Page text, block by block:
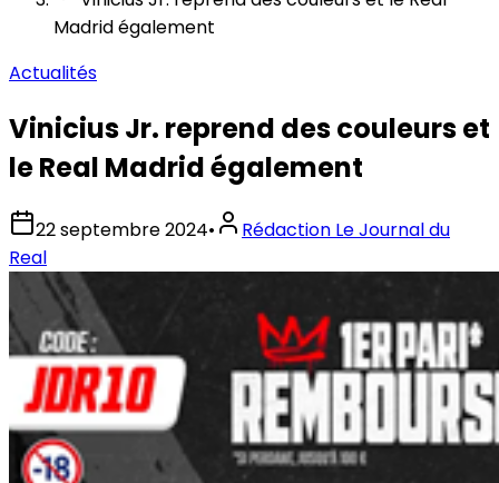
Madrid également
Actualités
Vinicius Jr. reprend des couleurs et
le Real Madrid également
22 septembre 2024•
Rédaction Le Journal du
Real